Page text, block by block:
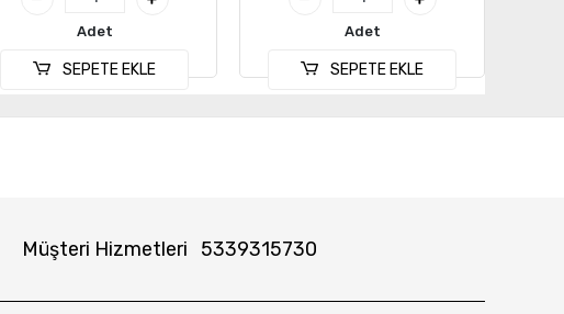
Adet
SEPETE EKLE
Adet
SEPETE EKLE
Müşteri Hizmetleri 5339315730